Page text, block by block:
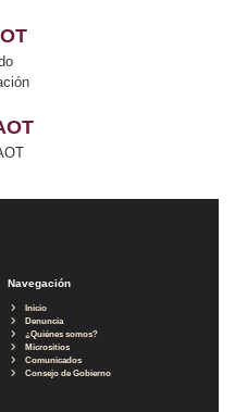
Navegación
Inicio
Denuncia
¿Quiénes somos?
Micrositios
Comunicados
Consejo de Gobierno